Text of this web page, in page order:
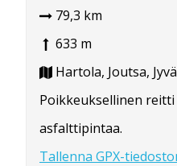
79,3 km
633 m
Hartola, Joutsa,
Poikkeuksellinen
asfalttipintaa.
Tallenna GPX-